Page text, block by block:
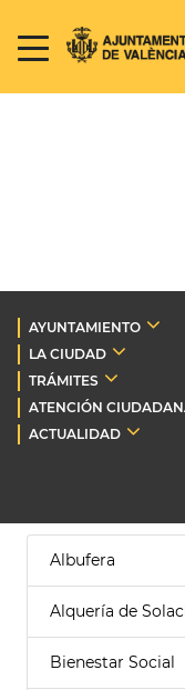
AYUNTAMIENTO
LA CIUDAD
TRÁMITES
ATENCIÓN
ACTUALIDAD
Albufera
Alquería de
Bienestar Social